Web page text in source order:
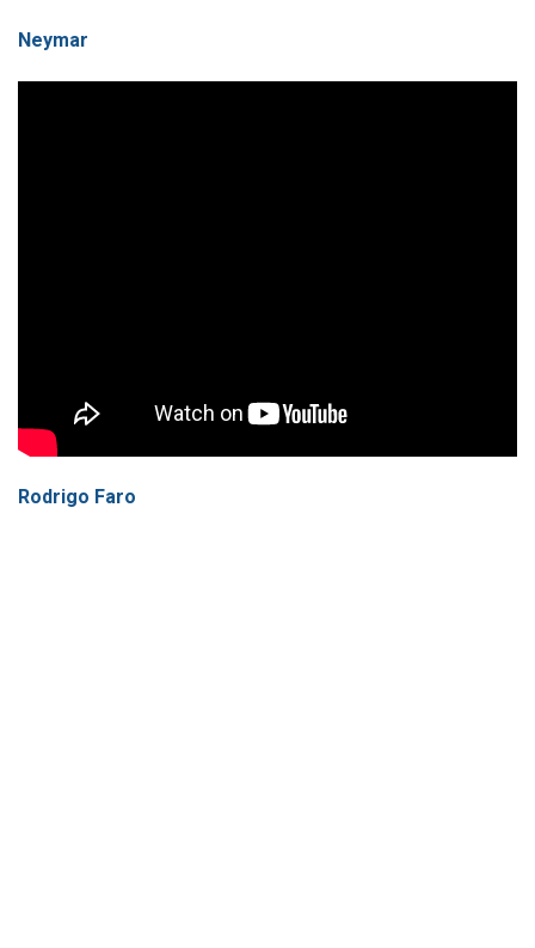
Neymar
Rodrigo Faro